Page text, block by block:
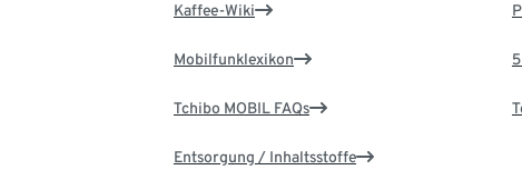
Kaffee-Wiki
Mobilfunklexikon
Tchibo MOBIL FAQs
Entsorgung / Inhaltsstoffe